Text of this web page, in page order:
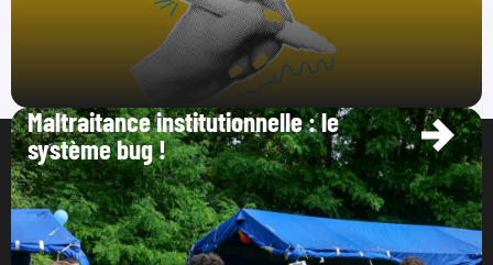
Maltraitance institutionnelle : le
système bug !
©ATD Quart Monde – Tous droits réservés –Crédits &
Mentions légales–Politique de confidentialité